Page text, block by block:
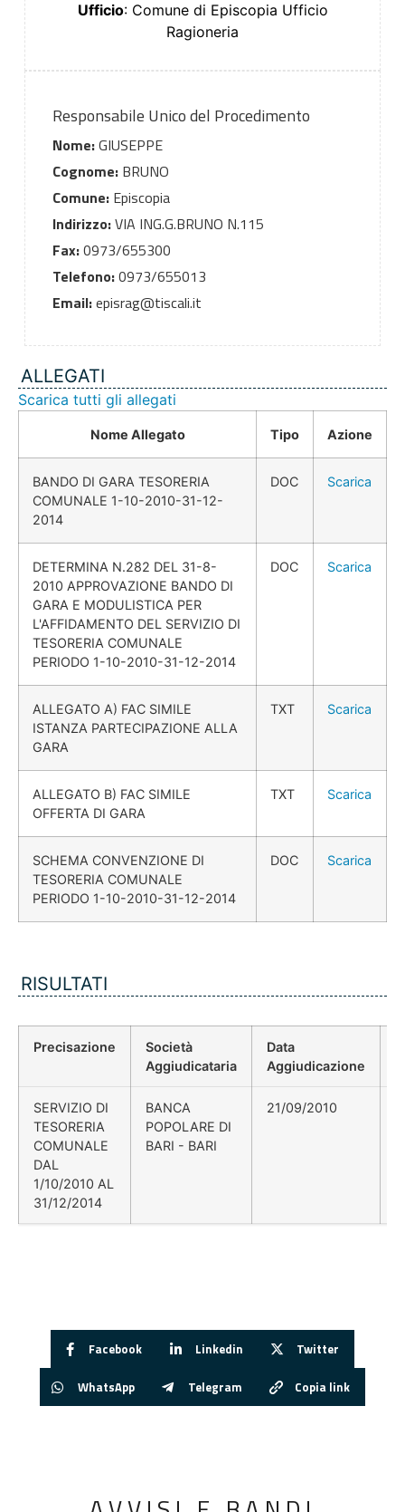
Ufficio: Comune di Episcopia Ufficio
Ragioneria
Responsabile Unico del Procedimento
Nome:GIUSEPPE
Cognome:BRUNO
Comune:Episcopia
Indirizzo:VIA ING.G.BRUNO N.115
Fax:0973/655300
Telefono:0973/655013
Email:episrag@tiscali.it
ALLEGATI
Scarica tutti gli allegati
Nome Allegato Tipo Azione
BANDO DI GARA TESORERIA
COMUNALE 1-10-2010-31-12-
2014
DOC Scarica
DETERMINA N.282 DEL 31-8-
2010 APPROVAZIONE BANDO DI
GARA E MODULISTICA PER
L'AFFIDAMENTO DEL SERVIZIO DI
TESORERIA COMUNALE
PERIODO 1-10-2010-31-12-2014
DOC Scarica
ALLEGATO A) FAC SIMILE
ISTANZA PARTECIPAZIONE ALLA
GARA
TXT Scarica
ALLEGATO B) FAC SIMILE
OFFERTA DI GARA
TXT Scarica
SCHEMA CONVENZIONE DI
TESORERIA COMUNALE
PERIODO 1-10-2010-31-12-2014
DOC Scarica
RISULTATI
Precisazione
Società
Aggiudicataria
Data
Aggiudicazione
SERVIZIO DI
TESORERIA
COMUNALE
DAL
1/10/2010 AL
31/12/2014
BANCA
POPOLARE DI
BARI - BARI
21/09/2010
Facebook Linkedin Twitter
WhatsApp Telegram Copia link